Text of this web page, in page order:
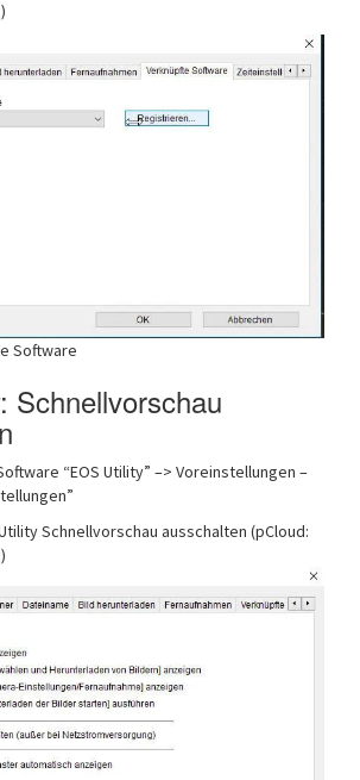
Software
Schnellvorschau
“EOS Utility” –> Voreinstellungen –
Schnellvorschau ausschalten (pCloud: